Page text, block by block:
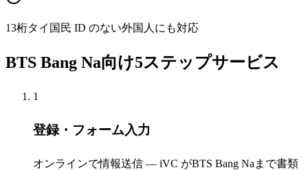
13桁タイ国民 ID のない外国人にも対応
BTS Bang Na向け5ステップサービス
1
登録・フォーム入力
オンラインで情報送信 — iVC がBTS Bang Naまで書類